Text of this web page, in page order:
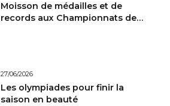
Moisson de médailles et de
records aux Championnats de
27/06/2026
Les olympiades pour finir la
saison en beauté